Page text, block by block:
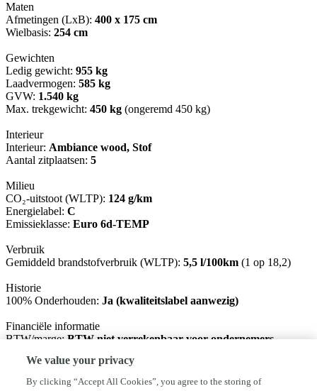
Maten
Afmetingen (LxB): 400 x 175 cm
Wielbasis: 254 cm
Gewichten
Ledig gewicht: 955 kg
Laadvermogen: 585 kg
GVW: 1.540 kg
Max. trekgewicht: 450 kg (ongeremd 450 kg)
Interieur
Interieur: Ambiance wood, Stof
Aantal zitplaatsen: 5
Milieu
CO₂-uitstoot (WLTP): 124 g/km
Energielabel: C
Emissieklasse: Euro 6d-TEMP
Verbruik
Gemiddeld brandstofverbruik (WLTP): 5,5 l/100km (1 op 18,2)
Historie
100% Onderhouden: Ja (kwaliteitslabel aanwezig)
Financiële informatie
BTW/marge:BTW niet verrekenbaar voor ondernemers
Garantie
We value your privacy
By clicking “Accept All Cookies”, you agree to the storing of